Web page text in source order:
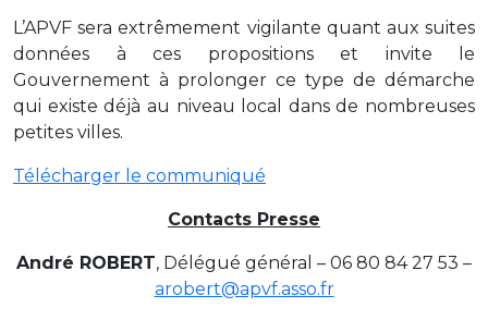
L’APVF sera extrêmement vigilante quant aux suites
données à ces propositions et invite le
Gouvernement à prolonger ce type de démarche
qui existe déjà au niveau local dans de nombreuses
petites villes.
Télécharger le communiqué
Contacts Presse
André ROBERT, Délégué général – 06 80 84 27 53 –
arobert@apvf.asso.fr